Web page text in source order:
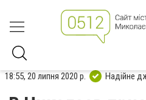
18:55, 20 липня 2020 р. Надійне